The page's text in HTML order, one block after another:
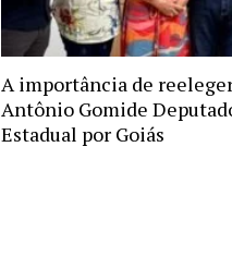
A importância de
Antônio Gomide
Estadual por Goiás